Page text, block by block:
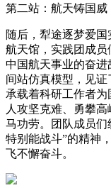
第二站：航天铸国
随后，犁途逐梦爱
航天馆，实践团成
中国航天事业的奋
间站仿真模型，见证
承载着科研工作者
人攻坚克难、勇攀
马功劳。团队成员们
特别能战斗”的精神
飞不懈奋斗。